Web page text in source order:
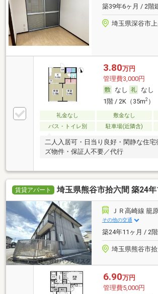
築39年6ヶ月 / 2階
埼玉県深谷市
3.80万円
管理費3,000円
なし
なし
1階 / 2K（35m2）
礼金なし 敷金なし
バス・トイレ別
駐車場(近隣含)
二人入居可・日当り良好・閑静な住宅
ズ物件・保証人不要／代行
賃貸アパート 埼玉県熊谷市拾六間 築24
ＪＲ高崎線 籠
その他の交通
築24年11ヶ月 / 2
埼玉県熊谷市
6.90万円
管理費5,000円